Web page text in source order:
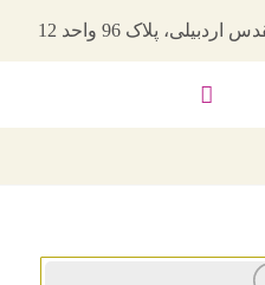
پلاک 96 واحد 12